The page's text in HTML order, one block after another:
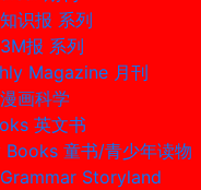
知识报 系列
3M报 系列
Magazine 月刊
漫画科学
英文书
Books 童书/青少年读物
Grammar Storyland